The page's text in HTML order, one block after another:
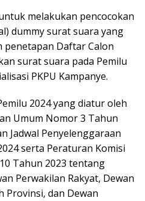
melakukan pencocokan
dummy surat suara yang
penetapan Daftar Calon
surat suara pada Pemilu
PKPU Kampanye.
2024 yang diatur oleh
Umum Nomor 3 Tahun
Jadwal Penyelenggaraan
serta Peraturan Komisi
Tahun 2023 tentang
Perwakilan Rakyat, Dewan
Provinsi, dan Dewan